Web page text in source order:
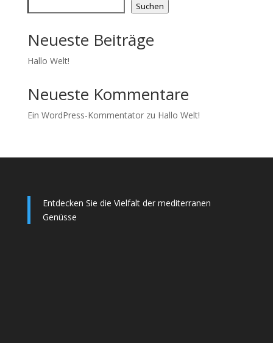
Suchen
Neueste Beiträge
Hallo Welt!
Neueste Kommentare
Ein WordPress-Kommentatorzu Hallo Welt!
Entdecken Sie die Vielfalt der mediterranen
Genüsse